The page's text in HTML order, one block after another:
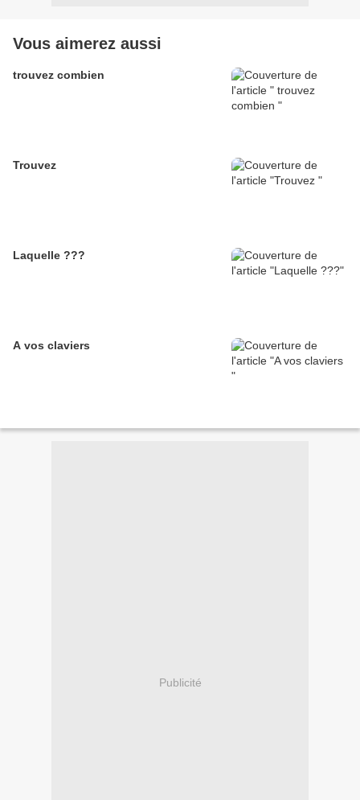
Vous aimerez aussi
trouvez combien
Trouvez
Laquelle ???
A vos claviers
Publicité